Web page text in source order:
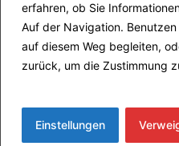
erfahren, ob Sie
Auf der Navigation.
auf diesem Weg begleiten,
zurück, um die Zustimmung
Einstellungen
Folge
ETS . Alle